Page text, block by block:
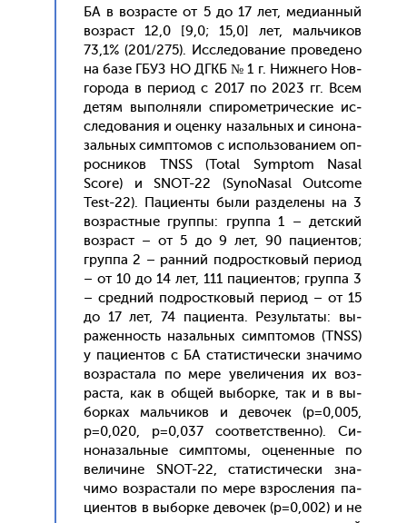
БА в воз­расте от 5 до 17 лет, ме­ди­ан­ный
воз­раст 12,0 [9,0; 15,0] лет, маль­чи­ков
73,1% (201/275). Ис­сле­дова­ние про­веде­но
на ба­зе ГБУЗ НО ДГКБ № 1 г. Ниж­не­го Нов­
го­рода в пе­ри­од с 2017 по 2023 гг. Всем
де­тям вы­пол­ня­ли спи­ромет­ри­чес­кие ис­
сле­дова­ния и оцен­ку на­заль­ных и си­нона­
заль­ных сим­пто­мов с ис­поль­зо­вани­ем оп­
росни­ков TNSS (Total Symptom Nasal
Score) и SNOT-22 (SynoNasal Outcome
Test-22). Па­ци­ен­ты бы­ли раз­де­лены на 3
воз­рас­тные груп­пы: груп­па 1 – дет­ский
воз­раст – от 5 до 9 лет, 90 па­ци­ен­тов;
груп­па 2 – ран­ний под­рос­тко­вый пе­ри­од
– от 10 до 14 лет, 111 па­ци­ен­тов; груп­па 3
– сред­ний под­рос­тко­вый пе­ри­од – от 15
до 17 лет, 74 па­ци­ен­та. Ре­зуль­та­ты: вы­
ражен­ность на­заль­ных сим­пто­мов (TNSS)
у па­ци­ен­тов с БА ста­тис­ти­чес­ки зна­чимо
воз­раста­ла по ме­ре уве­личе­ния их воз­
раста, как в об­щей вы­бор­ке, так и в вы­
бор­ках маль­чи­ков и де­вочек (р=0,005,
p=0,020, p=0,037 со­от­ветс­твен­но). Си­
нона­заль­ные сим­пто­мы, оце­нен­ные по
ве­личи­не SNOT-22, ста­тис­ти­чес­ки зна­
чимо воз­раста­ли по ме­ре взрос­ле­ния па­
ци­ен­тов в вы­бор­ке де­вочек (р=0,002) и не